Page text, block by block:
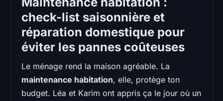
check-list saisonnière et
réparation domestique pour
éviter les pannes coûteuses
Le ménage rend la maison agréable. La
maintenance habitation, elle, protège ton
budget. Léa et Karim ont appris ça le jour où un